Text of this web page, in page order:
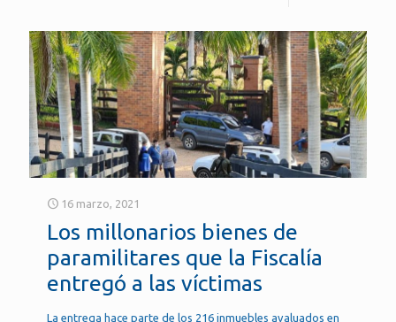
16 marzo, 2021
Los millonarios bienes de
paramilitares que la Fiscalía
entregó a las víctimas
La entrega hace parte de los 216 inmuebles avaluados en